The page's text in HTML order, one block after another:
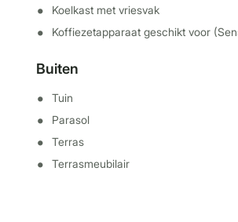
Koelkast met vriesvak
Koffiezetapparaat geschikt voor
Buiten
Tuin
Parasol
Terras
Terrasmeubilair